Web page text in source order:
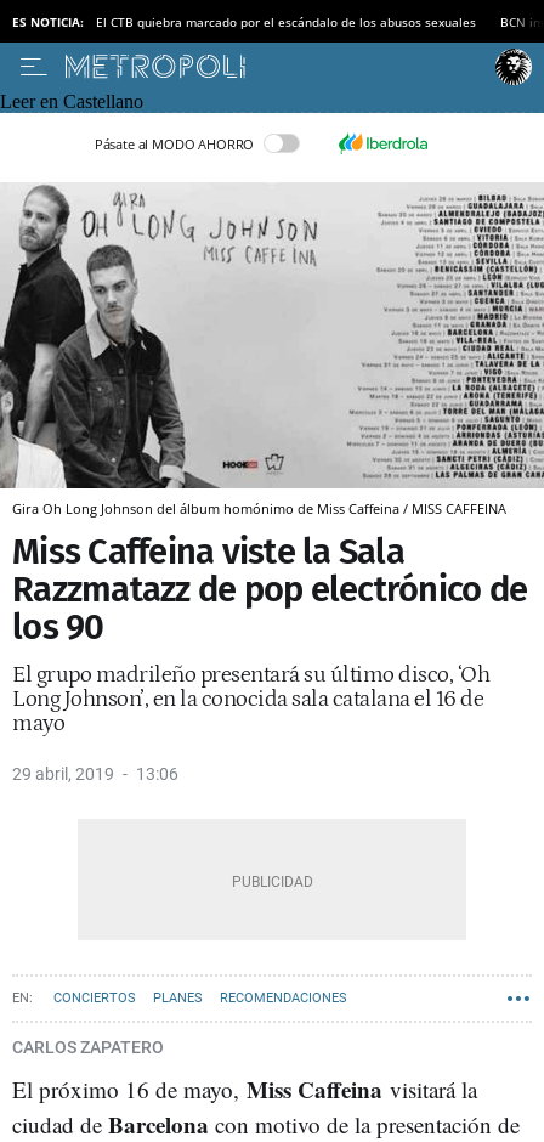
ES NOTICIA: El CTB quiebra marcado por el escándalo de los abusos sexuales BCN
Leer en Castellano
Pásate al MODO AHORRO
Gira Oh Long Johnson del álbum homónimo de Miss Caffeina / MISS CAFFEINA
Miss Caffeina viste la Sala
Razzmatazz de pop electrónico de
los 90
El grupo madrileño presentará su último disco, ‘Oh
Long Johnson’, en la conocida sala catalana el 16 de
mayo
29 abril, 2019 13:06
CONCIERTOS PLANES RECOMENDACIONES
CARLOS ZAPATERO
El próximo 16 de mayo, Miss Caffeina visitará la
ciudad de Barcelona con motivo de la presentación de